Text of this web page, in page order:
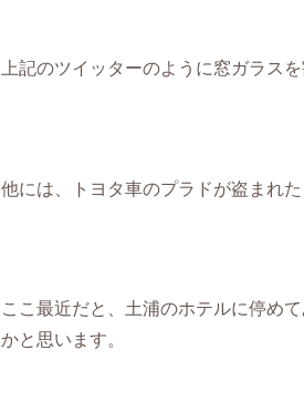
上記のツイッターのように窓ガラス
他には、トヨタ車のプラドが盗まれ
ここ最近だと、土浦のホテルに停め
かと思います。